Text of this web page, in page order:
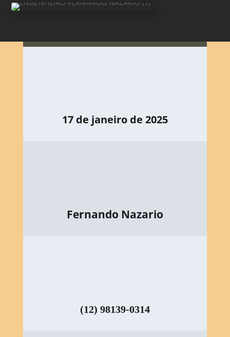
17 de janeiro de 2025
Fernando Nazario
(12) 98139-0314